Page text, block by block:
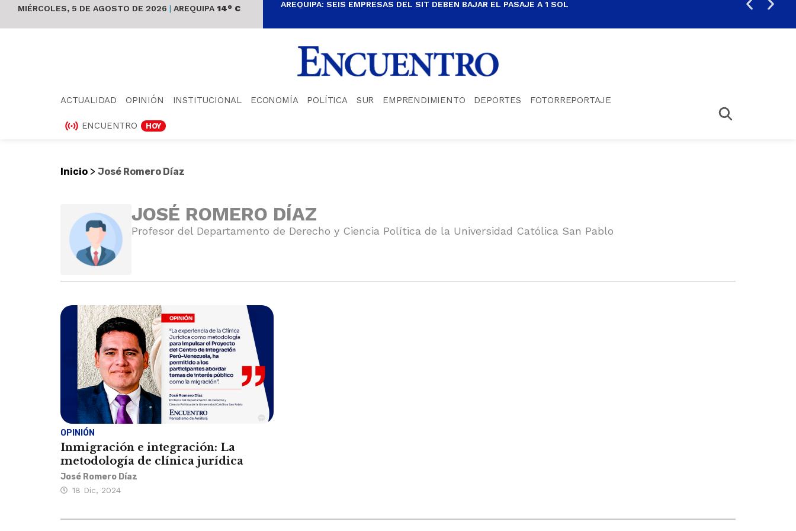
MIÉRCOLES, 5 DE AGOSTO DE 2026 | AREQUIPA 14° C AREQUIPA: SEIS EMPRESAS DEL SIT DEBEN BAJAR EL PASAJE A 1 SOL
ACTUALIDAD OPINIÓN INSTITUCIONAL ECONOMÍA POLÍTICA SUR EMPRENDIMIENTO DEPORTES FOTORREPORTAJE
ENCUENTRO HOY
Inicio > José Romero Díaz
JOSÉ ROMERO DÍAZ
Profesor del Departamento de Derecho y Ciencia Política de la Universidad Católica San Pablo
OPINIÓN
Inmigración e integración: La
metodología de clínica jurídica
José Romero Díaz
18 Dic, 2024